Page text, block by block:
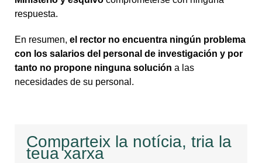
respuesta.
En resumen, el rector no encuentra ningún problema
con los salarios del personal de investigación y por
tanto no propone ninguna solución a las
necesidades de su personal.
Comparteix la notícia, tria la
teua xarxa